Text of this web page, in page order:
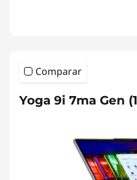
Comparar
Yoga 9i 7ma Gen